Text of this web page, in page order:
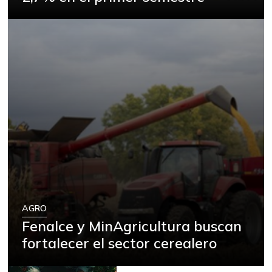
Bagre rayado
entero fresco
$ 21.000,00
Banano criollo
06/23/2018
$ 1.389,00
+4,20%
Bocachico criollo
fresco
07/25/2026
$ 19.000,00
-
Cachama fresca
07/25/2026
$ 15.667,00
Café molido $ 15.600,00
AGRO
Fenalce y MinAgricultura buscan
fortalecer el sector cerealero